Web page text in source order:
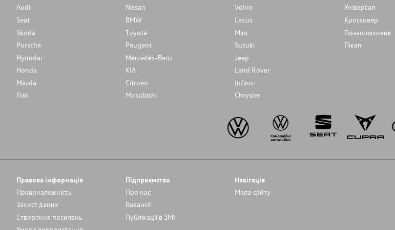
Audi
Nissan
Seat
BMW
Skoda
Toyota
Porsche
Peugeot
Hyundai
Mercedes-Benz
Honda
KIA
Mazda
Citroen
Fiat
Mitsubishi
Volvo
Lexus
Mini
Suzuki
Jeep
Land Rover
Infiniti
Chrysler
Унiверсал
Кроссовер
Позашляховик
Пікап
Правова інформація
Правоналежність
Захист даних
Cтворення посилань
Підприємство
Про нас
Вакансії
Публікації в ЗМІ
Навігація
Мапа сайту